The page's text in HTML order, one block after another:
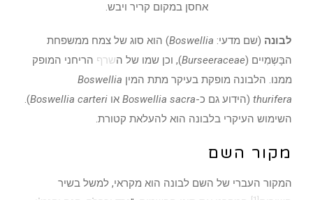
אחסן במקום קריר ויבש.
לבונה (שם מדעי: Boswellia) הוא סוג של צמח ממשפחת
הבָּשְמִיִים (Burseeraceae), וכן שמו של השרף הריחני המופק
ממנו. הלבונה מופקת בעיקר מתת המין Boswellia
thurifera (הידוע גם כ-Boswellia sacra או Boswellia carteri
).
השימוש העיקרי בלבונה הוא להעלאת קטורת.
מקור השם
המקור העברי של השם לבונה הוא מקראי, למשל בשיר